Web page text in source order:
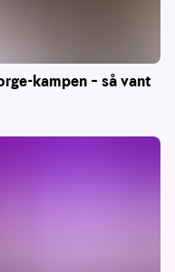
kampen – så vant